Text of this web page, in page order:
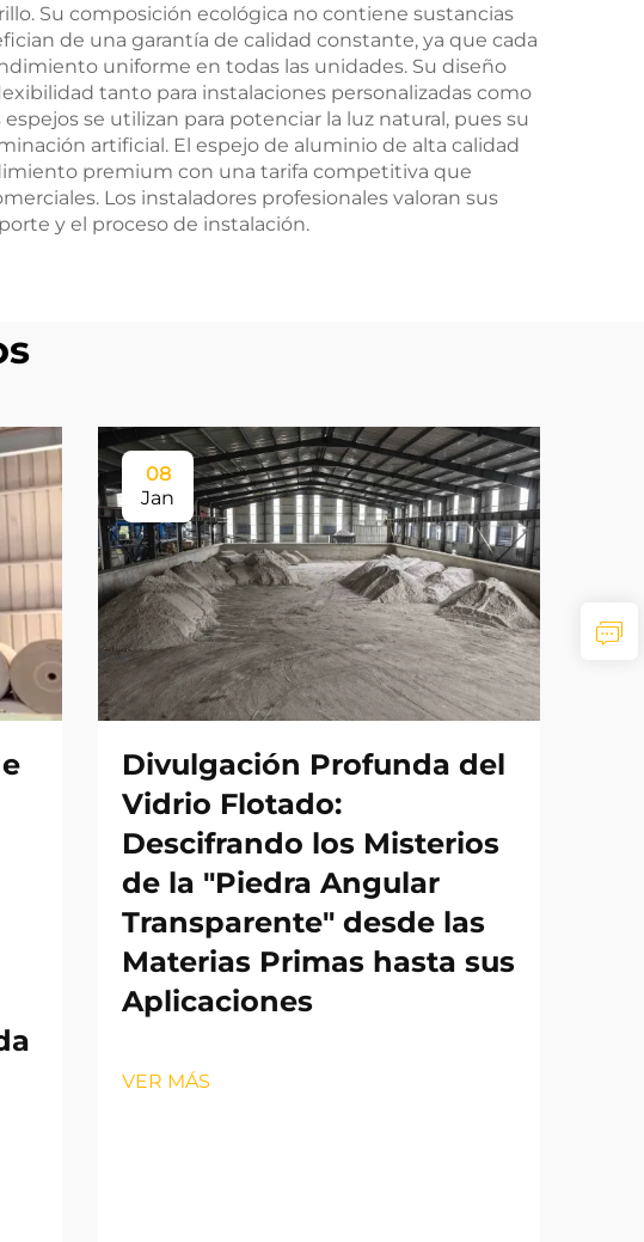
Su composición ecológica no contiene sustancias
de una garantía de calidad constante, ya que cada
uniforme en todas las unidades. Su diseño
tanto para instalaciones personalizadas como
se utilizan para potenciar la luz natural, pues su
artificial. El espejo de aluminio de alta calidad
premium con una tarifa competitiva que
Los instaladores profesionales valoran sus
y el proceso de instalación.
08
Jan
Divulgación Profunda del
Vidrio Flotado:
Descifrando los Misterios
de la "Piedra Angular
Transparente" desde las
Materias Primas hasta sus
Aplicaciones
VER MÁS